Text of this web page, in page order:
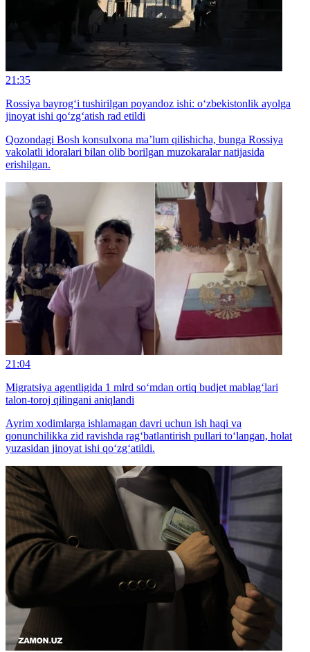
21:35
Rossiya bayrog‘i tushirilgan poyandoz ishi: o‘zbekistonlik ayolga
jinoyat ishi qo‘zg‘atish rad etildi
Qozondagi Bosh konsulxona ma’lum qilishicha, bunga Rossiya
vakolatli idoralari bilan olib borilgan muzokaralar natijasida
erishilgan.
21:04
Migratsiya agentligida 1 mlrd so‘mdan ortiq budjet mablag‘lari
talon-toroj qilingani aniqlandi
Ayrim xodimlarga ishlamagan davri uchun ish haqi va
qonunchilikka zid ravishda rag‘batlantirish pullari to‘langan, holat
yuzasidan jinoyat ishi qo‘zg‘atildi.